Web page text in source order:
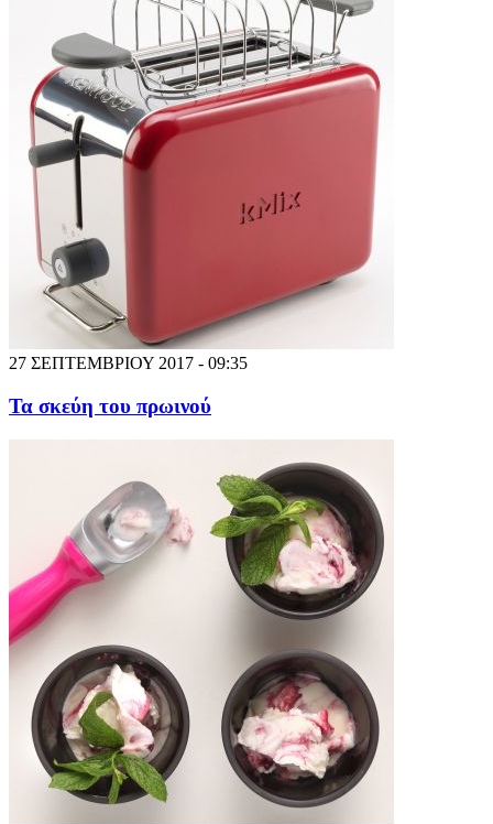
27 ΣΕΠΤΕΜΒΡΙΟΥ 2017 - 09:35
Τα σκεύη του πρωινού